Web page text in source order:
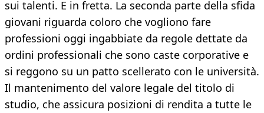
sui talenti. E in fretta. La seconda parte della sfida
giovani riguarda coloro che vogliono fare
professioni oggi ingabbiate da regole dettate da
ordini professionali che sono caste corporative e
si reggono su un patto scellerato con le università.
Il mantenimento del valore legale del titolo di
studio, che assicura posizioni di rendita a tutte le